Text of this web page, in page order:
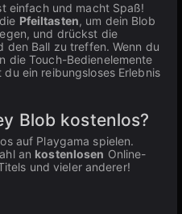
einfach und macht Spaß!
Pfeiltasten, um dein Blob
und drückst die
den Ball zu treffen. Wenn du
die Touch-Bedienelemente
ein reibungsloses Erlebnis
Blob kostenlos?
auf Playgama spielen.
an kostenlosen Online-
und vieler anderer!